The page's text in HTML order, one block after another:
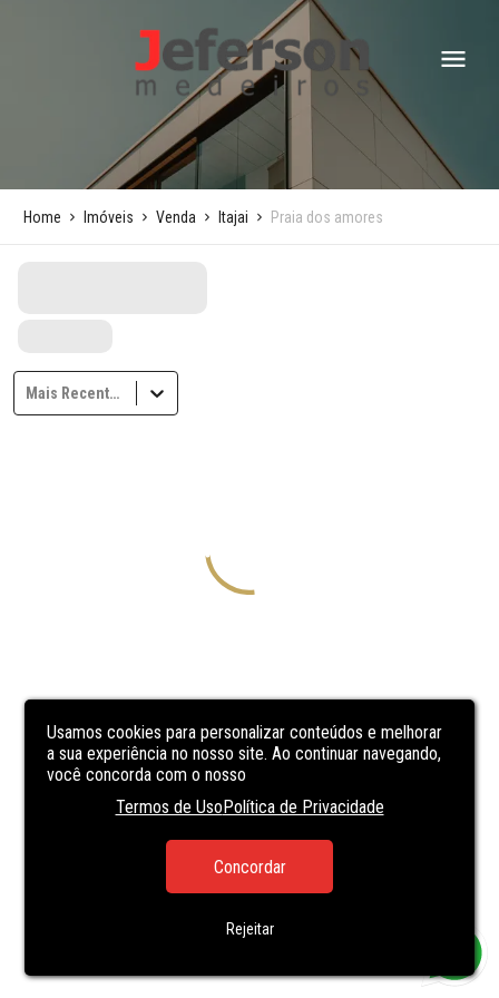
Usamos cookies para personalizar conteúdos e melhorar
a sua experiência no nosso site. Ao continuar navegando,
você concorda com o nosso
Termos de UsoPolítica de Privacidade
Concordar
Rejeitar
Home Imóveis Venda Itajai Praia dos amores
Mais Recentes